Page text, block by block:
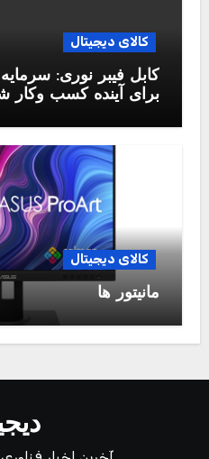
کالای دیجیتال
کابل فیبر نوری:
برای آینده کسب وکار
کالای دیجیتال
مانیتور ها